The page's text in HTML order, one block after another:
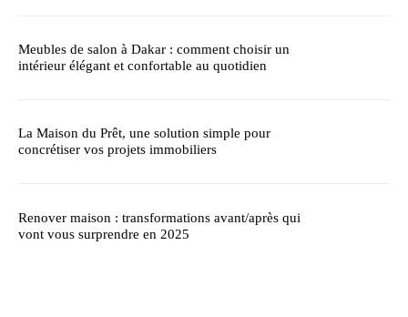
Meubles de salon à Dakar : comment choisir un
intérieur élégant et confortable au quotidien
La Maison du Prêt, une solution simple pour
concrétiser vos projets immobiliers
Renover maison : transformations avant/après qui
vont vous surprendre en 2025